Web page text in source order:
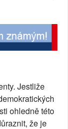
Jestliže
ohledně této
že je